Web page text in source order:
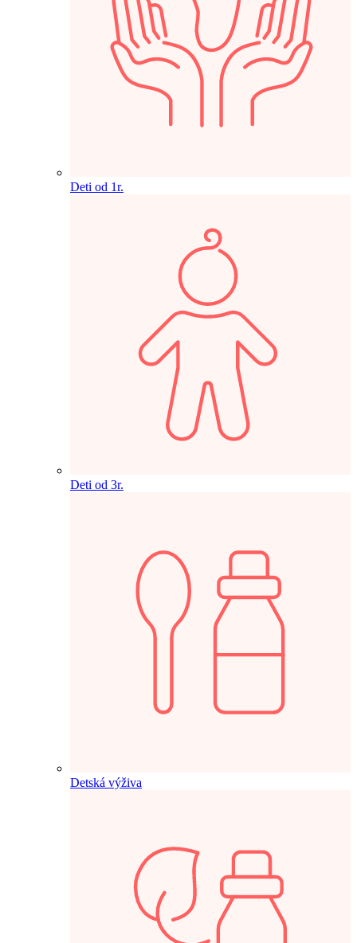
Deti od 1r.
Deti od 3r.
Detská výživa